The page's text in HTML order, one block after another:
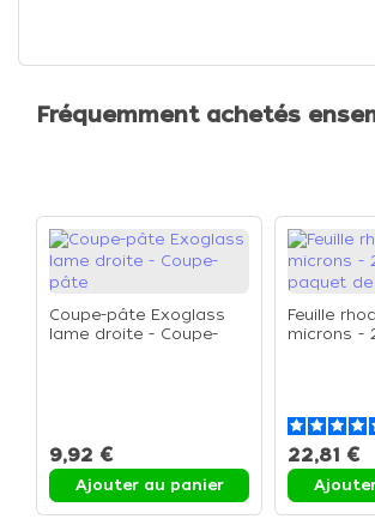
Fréquemment achetés
Coupe-pâte Exoglass
lame droite - Coupe-
9,92 €
Ajouter au panier
Feuille
microns -
22,81 €